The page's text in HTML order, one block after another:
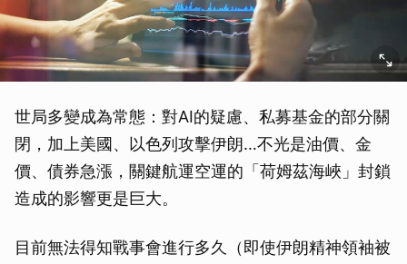
世局多變成為常態：對AI的疑慮、私募基金的部分關
閉，加上美國、以色列攻擊伊朗…不光是油價、金
價、債券急漲，關鍵航運空運的「荷姆茲海峽」封鎖
造成的影響更是巨大。
目前無法得知戰事會進行多久（即使伊朗精神領袖被